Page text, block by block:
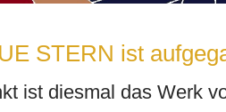
STERN ist
ist diesmal das Werk